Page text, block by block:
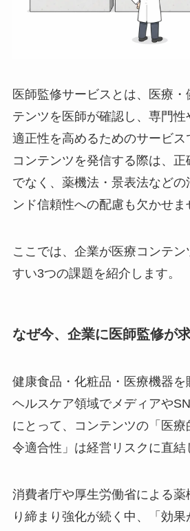
医師監修サービスとは、医療
テンツを医師が確認し、専門
適正性を高めるためのサービス
コンテンツを発信する際は、
でなく、薬機法・景表法などの
ンド信頼性への配慮も欠かせま
ここでは、企業が医療コンテ
すい3つの課題を紹介します。
なぜ今、企業に医師監修が
健康食品・化粧品・医療機器を
ヘルスケア領域でメディアや
にとって、コンテンツの「医
令適合性」は経営リスクに直結
消費者庁や厚生労働省による薬
り締まり強化が続く中、「効